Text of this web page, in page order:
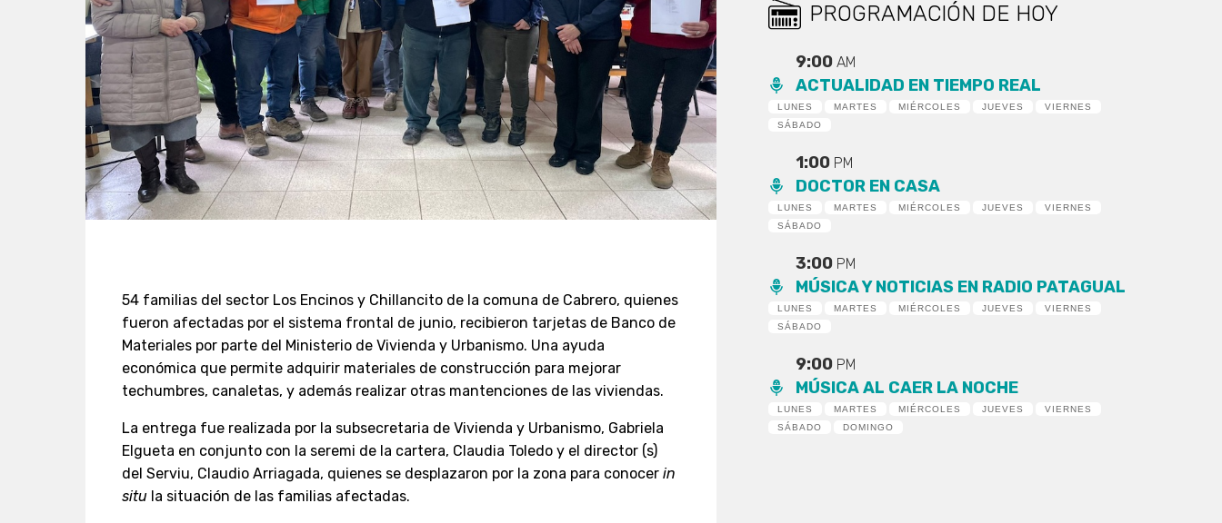
54 familias del sector Los Encinos y Chillancito de la comuna de Cabrero, quienes
fueron afectadas por el sistema frontal de junio, recibieron tarjetas de Banco de
Materiales por parte del Ministerio de Vivienda y Urbanismo. Una ayuda
económica que permite adquirir materiales de construcción para mejorar
techumbres, canaletas, y además realizar otras mantenciones de las viviendas.
La entrega fue realizada por la subsecretaria de Vivienda y Urbanismo, Gabriela
Elgueta en conjunto con la seremi de la cartera, Claudia Toledo y el director (s)
del Serviu, Claudio Arriagada, quienes se desplazaron por la zona para conocerin
situ la situación de las familias afectadas.
PROGRAMACIÓN DE HOY
9:00AM
ACTUALIDAD EN TIEMPO REAL
LUNES MARTES MIÉRCOLES JUEVES
VIERNES
SÁBADO
1:00 PM
DOCTOR EN CASA
LUNES MARTES MIÉRCOLES JUEVES
VIERNES
SÁBADO
3:00 PM
MÚSICA Y NOTICIAS EN RADIO PATAGUAL
LUNES MARTES MIÉRCOLES JUEVES
VIERNES
SÁBADO
9:00 PM
MÚSICA AL CAER LA NOCHE
LUNES MARTES MIÉRCOLES JUEVES
VIERNES
SÁBADO
DOMINGO